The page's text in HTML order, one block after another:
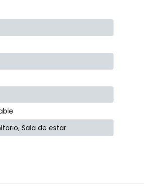
Sala de estar